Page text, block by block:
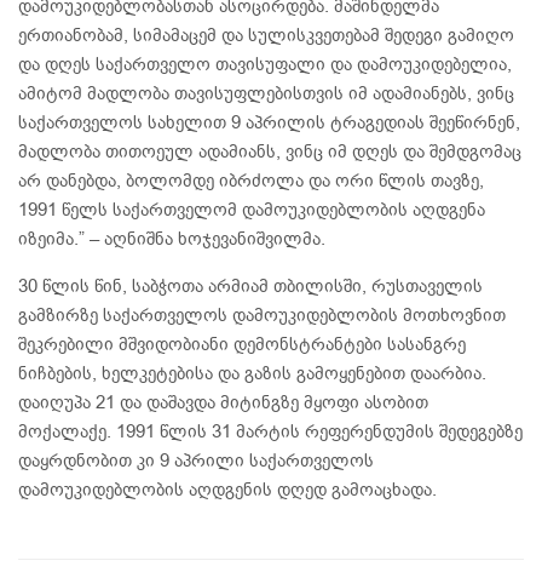
დამოუკიდებლობასთან ასოცირდება. მაშინდელმა
ერთიანობამ, სიმამაცემ და სულისკვეთებამ შედეგი გამიღო
და დღეს საქართველო თავისუფალი და დამოუკიდებელია,
ამიტომ მადლობა თავისუფლებისთვის იმ ადამიანებს, ვინც
საქართველოს სახელით 9 აპრილის ტრაგედიას შეეწირნენ,
მადლობა თითოეულ ადამიანს, ვინც იმ დღეს და შემდგომაც
არ დანებდა, ბოლომდე იბრძოლა და ორი წლის თავზე,
1991 წელს საქართველომ დამოუკიდებლობის აღდგენა
იზეიმა.” – აღნიშნა ხოჯევანიშვილმა.
30 წლის წინ, საბჭოთა არმიამ თბილისში, რუსთაველის
გამზირზე საქართველოს დამოუკიდებლობის მოთხოვნით
შეკრებილი მშვიდობიანი დემონსტრანტები სასანგრე
ნიჩბების, ხელკეტებისა და გაზის გამოყენებით დაარბია.
დაიღუპა 21 და დაშავდა მიტინგზე მყოფი ასობით
მოქალაქე. 1991 წლის 31 მარტის რეფერენდუმის შედეგებზე
დაყრდნობით კი 9 აპრილი საქართველოს
დამოუკიდებლობის აღდგენის დღედ გამოაცხადა.